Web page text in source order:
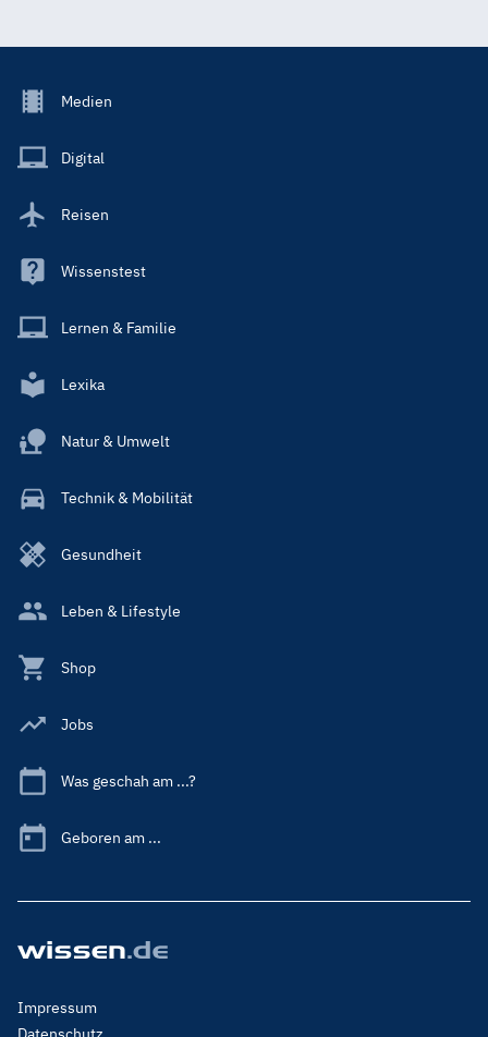
Footer
Main
Medien
Digital
Reisen
Wissenstest
Lernen & Familie
Lexika
Natur & Umwelt
Technik & Mobilität
Gesundheit
Leben & Lifestyle
Shop
Jobs
Was geschah am ...?
Geboren am ...
Footer
Menu
Impressum